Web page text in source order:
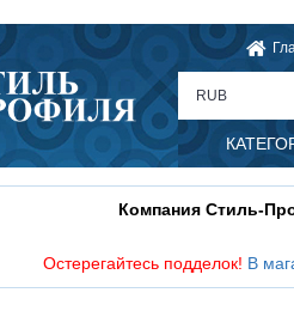
RUB
Компания Стиль-
Остерегайтесь подделок! В